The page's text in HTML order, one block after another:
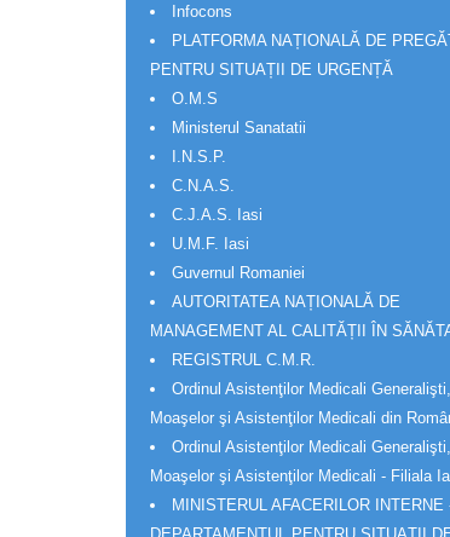
Infocons
PLATFORMA NAȚIONALĂ DE
PENTRU SITUAȚII DE URGENȚĂ
O.M.S
Ministerul Sanatatii
I.N.S.P.
C.N.A.S.
C.J.A.S. Iasi
U.M.F. Iasi
Guvernul Romaniei
AUTORITATEA NAȚIONALĂ DE
MANAGEMENT AL CALITĂȚII ÎN
REGISTRUL C.M.R.
Ordinul Asistenţilor Medicali Generalişti,
Moaşelor şi Asistenţilor Medicali din
Ordinul Asistenţilor Medicali Generalişti,
Moaşelor şi Asistenţilor Medicali - Filiala
MINISTERUL AFACERILOR INTERNE